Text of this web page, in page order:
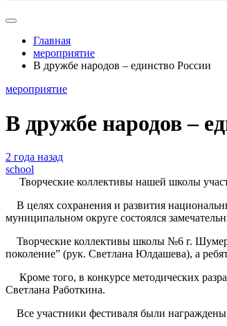
Главная
мероприятие
В дружбе народов – единство России
мероприятие
В дружбе народов –
2 года назад
school
Творческие коллективы нашей школы
В целях сохранения и развития
муниципальном округе состоялся
Творческие коллективы школы №6 г.
поколение” (рук. Светлана Юлдашева), а
Кроме того, в конкурсе методических
Светлана Работкина.
Все участники фестиваля были